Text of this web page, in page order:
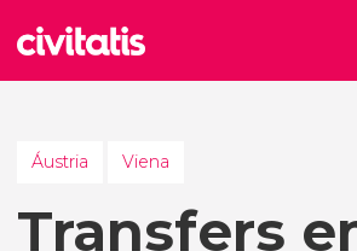
Áustria Viena
Transfers